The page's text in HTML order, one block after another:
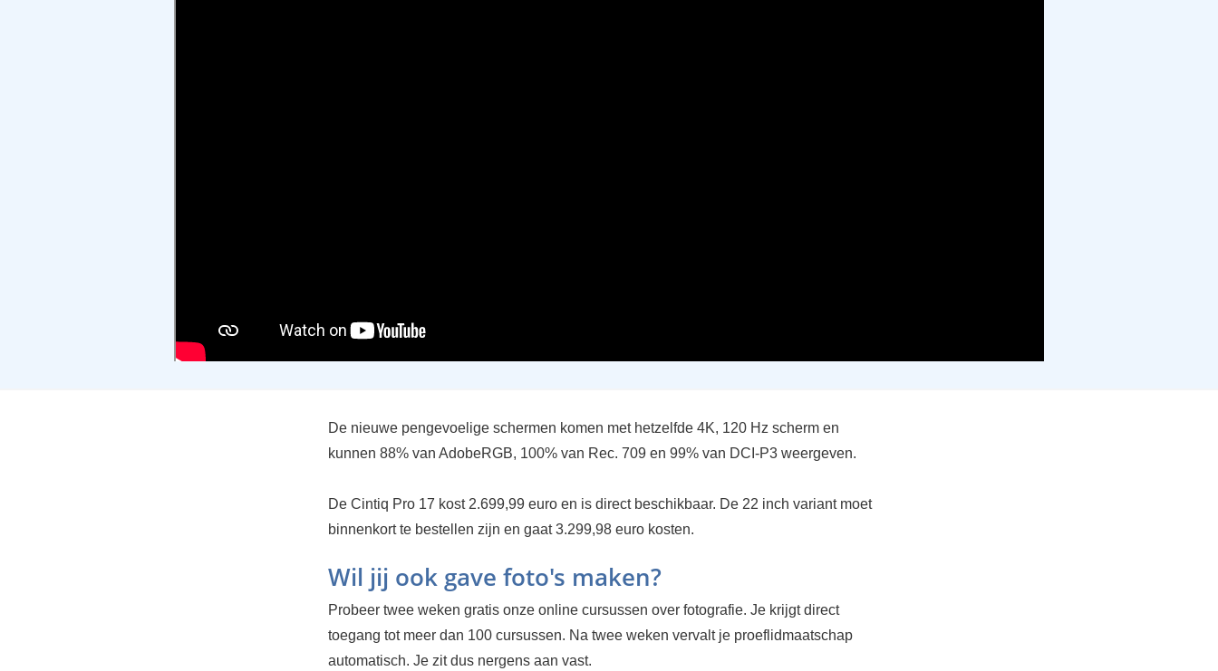
De nieuwe pengevoelige schermen komen met hetzelfde 4K, 120 Hz scherm en
kunnen 88% van AdobeRGB, 100% van Rec. 709 en 99% van DCI-P3 weergeven.
De Cintiq Pro 17 kost 2.699,99 euro en is direct beschikbaar. De 22 inch variant moet
binnenkort te bestellen zijn en gaat 3.299,98 euro kosten.
Wil jij ook gave foto's maken?
Probeer twee weken gratis onze online cursussen over fotografie. Je krijgt direct
toegang tot meer dan 100 cursussen. Na twee weken vervalt je proeflidmaatschap
automatisch. Je zit dus nergens aan vast.